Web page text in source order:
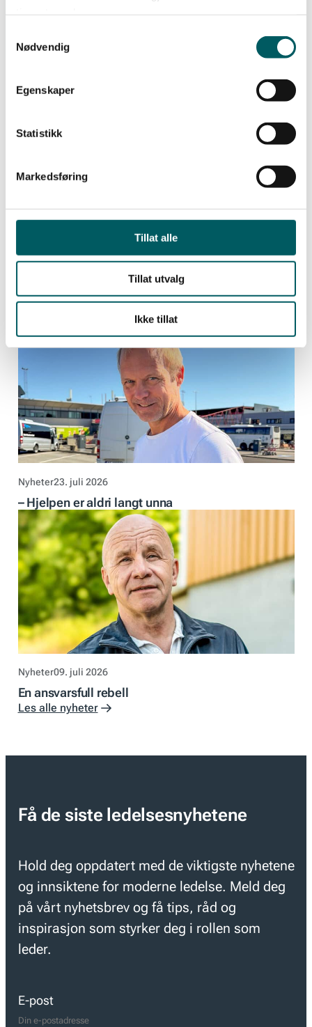
Nødvendig
Egenskaper
Statistikk
Markedsføring
Tillat alle
Tillat utvalg
Ikke tillat
Siste nyheter
Bli med oss til Arendalsuka 2026!
Nyheter23. juli 2026
– Hjelpen er aldri langt unna
Nyheter09. juli 2026
En ansvarsfull rebell
Les alle nyheter
Få de siste ledelsesnyhetene
Hold deg oppdatert med de viktigste nyhetene
og innsiktene for moderne ledelse. Meld deg
på vårt nyhetsbrev og få tips, råd og
inspirasjon som styrker deg i rollen som
leder.
E-post